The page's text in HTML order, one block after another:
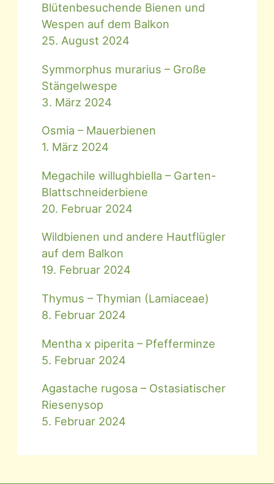
Blütenbesuchende Bienen und
Wespen auf dem Balkon
25. August 2024
Symmorphus murarius – Große
Stängelwespe
3. März 2024
Osmia – Mauerbienen
1. März 2024
Megachile willughbiella – Garten-
Blattschneiderbiene
20. Februar 2024
Wildbienen und andere Hautflügler
auf dem Balkon
19. Februar 2024
Thymus – Thymian (Lamiaceae)
8. Februar 2024
Mentha x piperita – Pfefferminze
5. Februar 2024
Agastache rugosa – Ostasiatischer
Riesenysop
5. Februar 2024